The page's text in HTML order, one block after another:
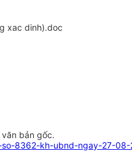
xac dinh).doc
bản gốc.
8362-kh-ubnd-ngay-27-